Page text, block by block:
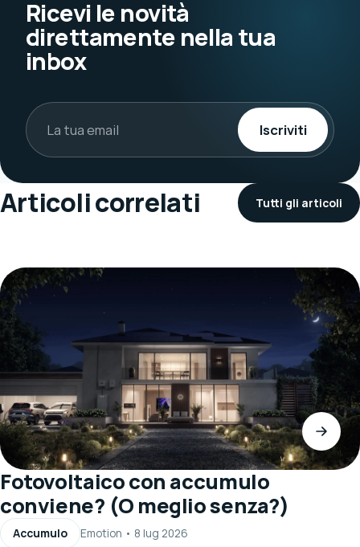
Ricevi le novità
direttamente nella tua
inbox
Iscriviti
Articoli correlati Tutti gli articoli
Fotovoltaico con accumulo
conviene? (O meglio senza?)
Accumulo Emotion • 8 lug 2026